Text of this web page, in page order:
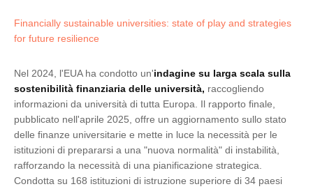
Financially sustainable universities: state of play and strategies
for future resilience
Nel 2024, l'EUA ha condotto un'indagine su larga scala sulla
sostenibilità finanziaria delle università, raccogliendo
informazioni da università di tutta Europa. Il rapporto finale,
pubblicato nell'aprile 2025, offre un aggiornamento sullo stato
delle finanze universitarie e mette in luce la necessità per le
istituzioni di prepararsi a una "nuova normalità" di instabilità,
rafforzando la necessità di una pianificazione strategica.
Condotta su 168 istituzioni di istruzione superiore di 34 paesi